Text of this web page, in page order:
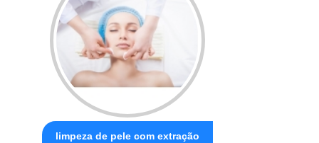
limpeza de pele com extração